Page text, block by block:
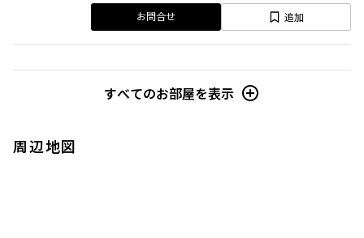
お問合せ 追加
2階２０１
すべてのお部屋を表示
周辺地図